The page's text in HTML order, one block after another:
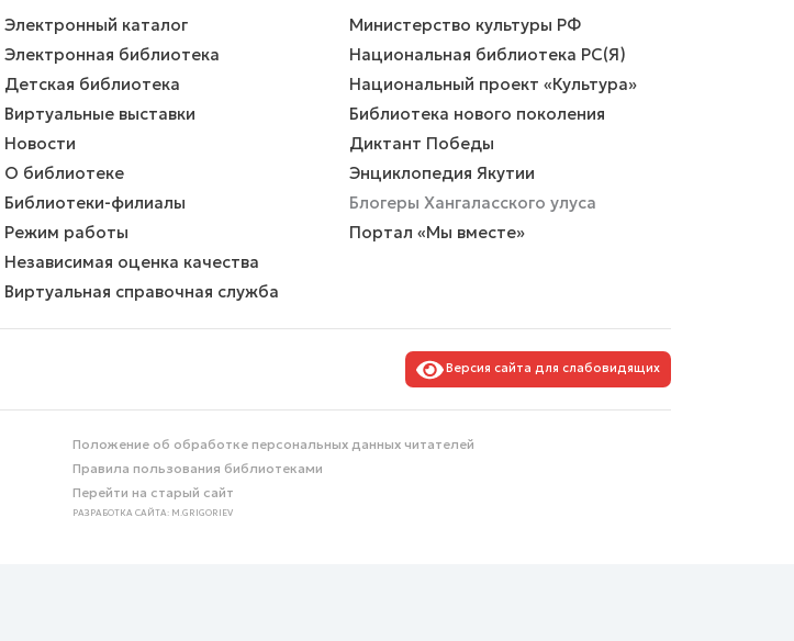
Электронный каталог
Электронная библиотека
Детская библиотека
Виртуальные выставки
Новости
О библиотеке
Библиотеки-филиалы
Режим работы
Независимая оценка качества
Виртуальная справочная служба
Министерство культуры РФ
Национальная библиотека РС(Я)
Национальный проект «Культура»
Библиотека нового поколения
Диктант Победы
Энциклопедия Якутии
Блогеры Хангаласского улуса
Портал «Мы вместе»
Версия сайта для слабовидящих
Положение об обработке персональных данных читателей
Правила пользования библиотеками
Перейти на старый сайт
РАЗРАБОТКА САЙТА: M.GRIGORIEV